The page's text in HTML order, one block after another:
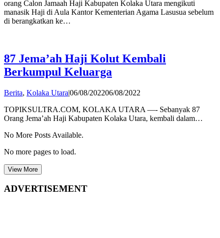
orang Calon Jamaah Haji Kabupaten Kolaka Utara mengikuti
manasik Haji di Aula Kantor Kementerian Agama Lasusua sebelum
di berangkatkan ke…
87 Jema’ah Haji Kolut Kembali
Berkumpul Keluarga
Berita, Kolaka Utara|06/08/202206/08/2022
TOPIKSULTRA.COM, KOLAKA UTARA —- Sebanyak 87
Orang Jema’ah Haji Kabupaten Kolaka Utara, kembali dalam…
No More Posts Available.
No more pages to load.
View More
ADVERTISEMENT